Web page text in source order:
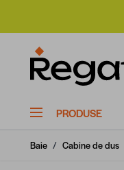
PRODUSE
Baie / Cabine de dus